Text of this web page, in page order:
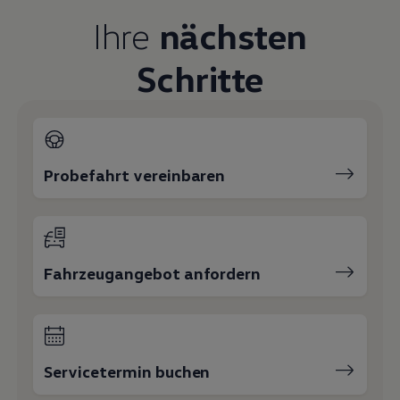
Lifestyle
Transport
Familie
Elektromobilität
Volkswagen R
Ihre nächsten
Schritte
Probefahrt vereinbaren
Fahrzeugangebot anfordern
Servicetermin buchen